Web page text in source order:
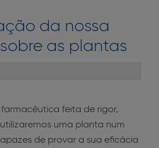
da nossa
as plantas
farmacêutica feita de rigor,
uma planta num
de provar a sua eficácia